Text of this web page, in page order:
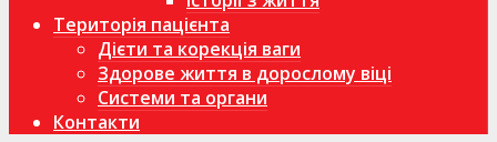
Територія пацієнта
Дієти та корекція ваги
Здорове життя в дорослому віці
Системи та органи
Контакти